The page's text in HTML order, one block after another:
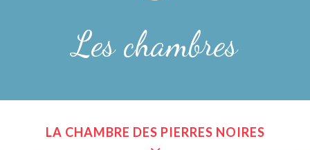
Les chambres
LA CHAMBRE DES PIERRES NOIRES